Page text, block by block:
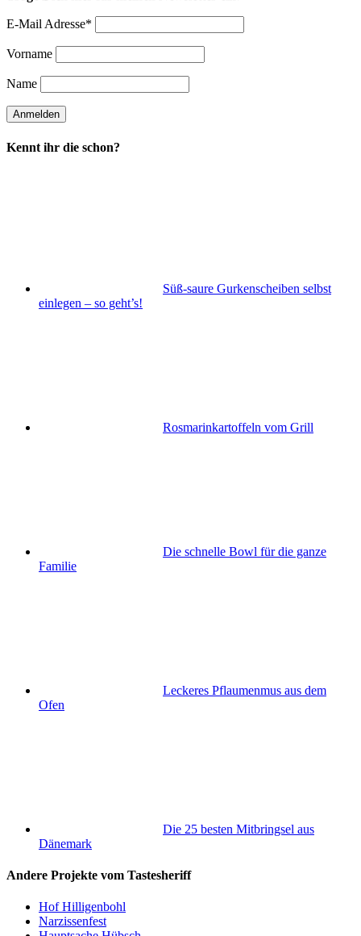
E-Mail Adresse*
Vorname
Name
Kennt ihr die schon?
Süß-saure Gurkenscheiben selbst
einlegen – so geht’s!
Rosmarinkartoffeln vom Grill
Die schnelle Bowl für die ganze
Familie
Leckeres Pflaumenmus aus dem
Ofen
Die 25 besten Mitbringsel aus
Dänemark
Andere Projekte vom Tastesheriff
Hof Hilligenbohl
Narzissenfest